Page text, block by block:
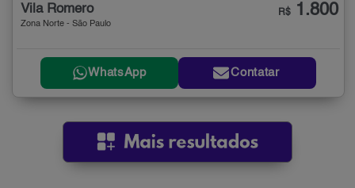
Vila Romero
Zona Norte - São Paulo
R$ 1.800
WhatsApp Contatar